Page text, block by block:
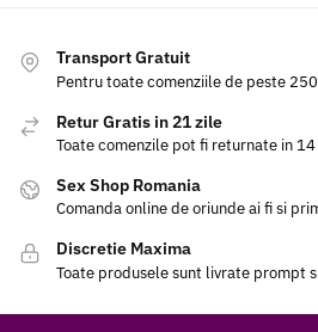
Transport Gratuit
Pentru toate comenziile de peste
Retur Gratis in 21 zile
Toate comenzile pot fi returnate in
Sex Shop Romania
Comanda online de oriunde ai fi si
Discretie Maxima
Toate produsele sunt livrate prompt